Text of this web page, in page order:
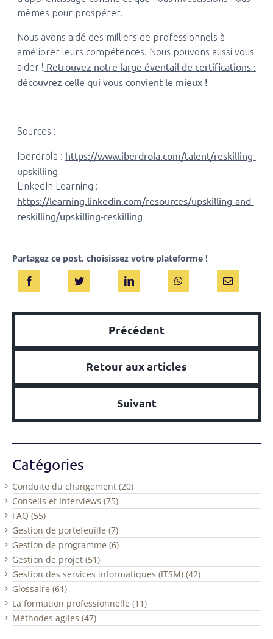
mêmes pour prospérer.
Nous avons aidé des milliers de professionnels à
améliorer leurs compétences. Nous pouvons aussi vous
aider ! Retrouvez notre large éventail de certifications :
découvrez celle qui vous convient le mieux !
Sources :
Iberdrola : https://www.iberdrola.com/talent/reskilling-
upskilling
LinkedIn Learning :
https://learning.linkedin.com/resources/upskilling-and-
reskilling/upskilling-reskilling
Partagez ce post, choisissez votre plateforme !
Précédent
Retour aux articles
Suivant
Catégories
Conduite du changement (20)
Conseils et Interviews (75)
FAQ (55)
Gestion de portefeuille (7)
Gestion de programme (6)
Gestion de projet (51)
Gestion des services informatiques (ITSM) (42)
Glossaire (61)
La formation professionnelle (11)
Méthodes agiles (47)